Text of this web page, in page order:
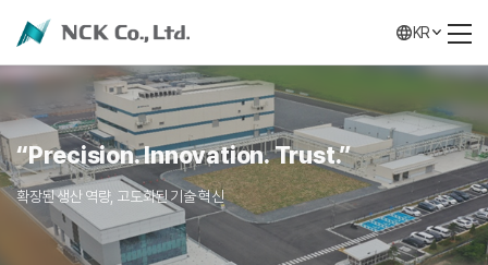
KR
“Precision. Innovation. Trust.”
확장된 생산 역량, 고도화된 기술 혁신